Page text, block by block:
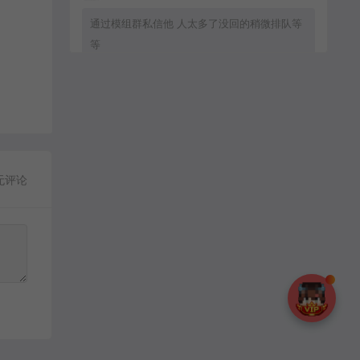
评论
通过模组群私信他 人太多了没回的稍微排队等
等